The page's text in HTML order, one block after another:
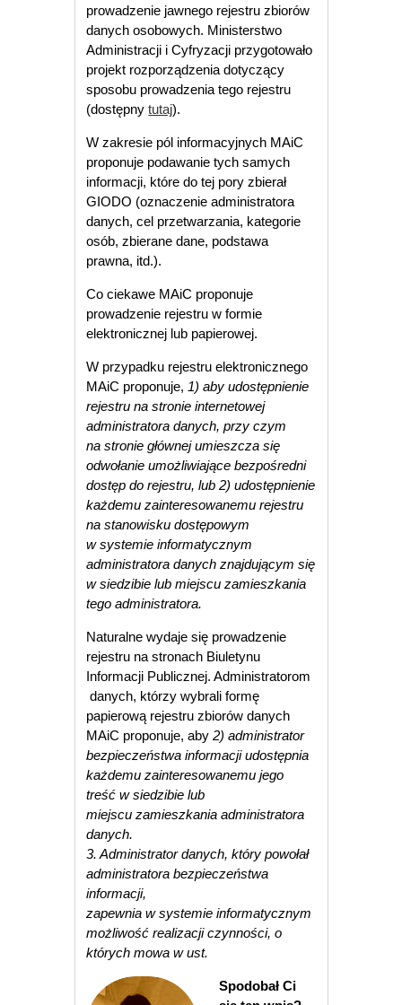
prowadzenie jawnego rejestru zbiorów
danych osobowych. Ministerstwo
Administracji i Cyfryzacji przygotowało
projekt rozporządzenia dotyczący
sposobu prowadzenia tego rejestru
(dostępnytutaj).
W zakresie pól informacyjnych MAiC
proponuje podawanie tych samych
informacji, które do tej pory zbierał
GIODO (oznaczenie administratora
danych, cel przetwarzania, kategorie
osób, zbierane dane, podstawa
prawna, itd.).
Co ciekawe MAiC proponuje
prowadzenie rejestru w formie
elektronicznej lub papierowej.
W przypadku rejestru elektronicznego
MAiC proponuje,1) aby udostępnienie
rejestru na stronie internetowej
administratora danych, przy czym
nastronie głównej umieszcza się
odwołanie umożliwiające bezpośredni
dostęp do rejestru,lub2) udostępnienie
każdemu zainteresowanemu rejestru
na stanowisku dostępowym
wsystemie informatycznym
administratora danych znajdującym się
w siedzibie lub miejscuzamieszkania
tego administratora.
Naturalne wydaje się prowadzenie
rejestru na stronach Biuletynu
Informacji Publicznej. Administratorom
danych, którzy wybrali formę
papierową rejestru zbiorów danych
MAiC proponuje, aby2) administrator
bezpieczeństwainformacji udostępnia
każdemu zainteresowanemu jego
treść w siedzibie lub
miejscuzamieszkania administratora
danych.
3. Administrator danych, który powołał
administratora bezpieczeństwa
informacji,
zapewnia w systemie informatycznym
możliwość realizacji czynności, o
których mowa w ust.
Spodobał Ci